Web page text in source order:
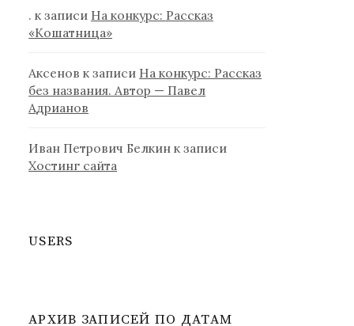
. к записи На конкурс: Рассказ
«Кошатница»
Аксенов к записи На конкурс: Рассказ
без названия. Автор — Павел
Адрианов
Иван Петрович Белкин к записи
Хостинг сайта
USERS
АРХИВ ЗАПИСЕЙ ПО ДАТАМ